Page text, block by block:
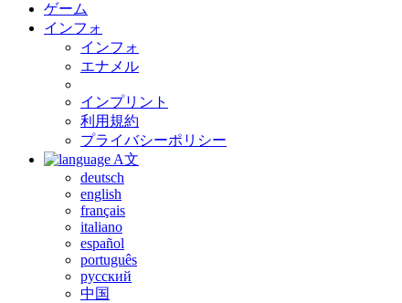
ゲーム
インフォ
インフォ
エナメル
インプリント
利用規約
プライバシーポリシー
A文
deutsch
english
français
italiano
español
português
русский
中国